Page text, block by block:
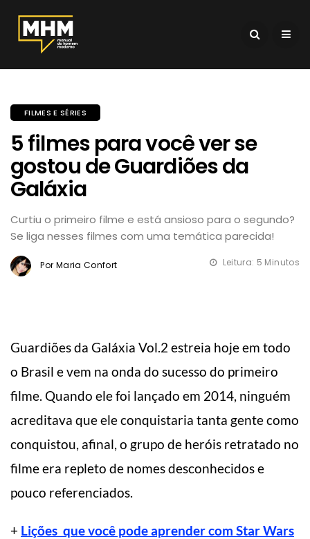
FILMES E SÉRIES
5 filmes para você ver se
gostou de Guardiões da
Galáxia
Curtiu o primeiro filme e está ansioso para o segundo?
Se liga nesses filmes com uma temática parecida!
Por Maria Confort Leitura: 5 Minutos
Guardiões da Galáxia Vol.2 estreia hoje em todo
o Brasil e vem na onda do sucesso do primeiro
filme. Quando ele foi lançado em 2014, ninguém
acreditava que ele conquistaria tanta gente como
conquistou, afinal, o grupo de heróis retratado no
filme era repleto de nomes desconhecidos e
pouco referenciados.
+ Lições que você pode aprender com Star Wars